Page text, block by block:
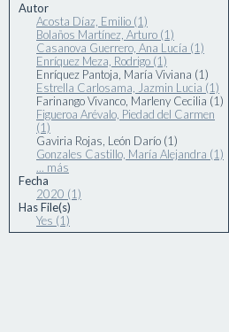
Autor
Acosta Díaz, Emilio (1)
Bolaños Martínez, Arturo (1)
Casanova Guerrero, Ana Lucía (1)
Enríquez Meza, Rodrigo (1)
Enríquez Pantoja, María Viviana (1)
Estrella Carlosama, Jazmin Lucia (1)
Farinango Vivanco, Marleny Cecilia (1)
Figueroa Arévalo, Piedad del Carmen
(1)
Gaviria Rojas, León Darío (1)
Gonzales Castillo, María Alejandra (1)
... más
Fecha
2020 (1)
Has File(s)
Yes (1)